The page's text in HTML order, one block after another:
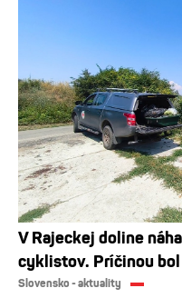
V Rajeckej doline
cyklistov. Príčinou
Slovensko - aktuality